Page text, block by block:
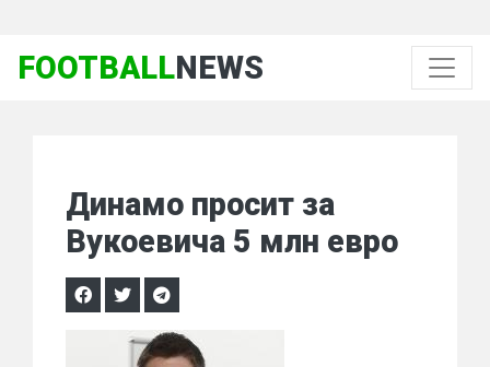
FOOTBALLNEWS
Динамо просит за
Вукоевича 5 млн евро